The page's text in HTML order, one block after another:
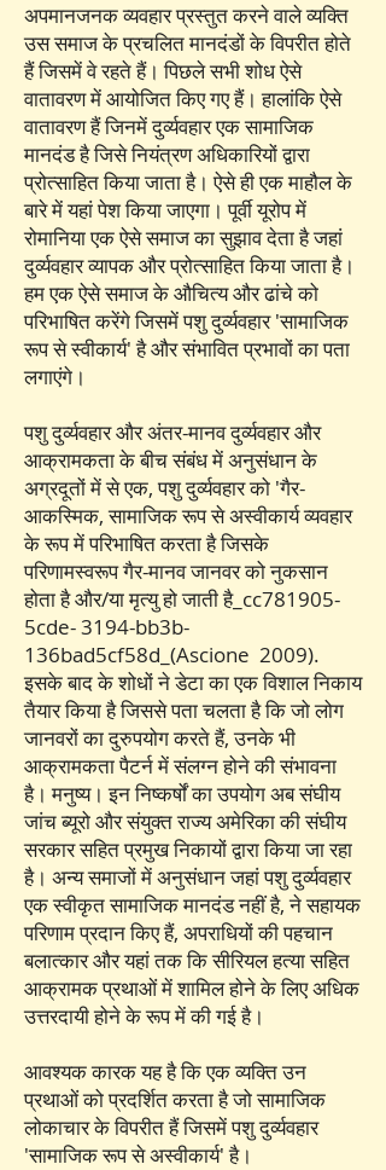
अपमानजनक व्यवहार प्रस्तुत करने वाले व्यक्ति
उस समाज के प्रचलित मानदंडों के विपरीत होते
हैं जिसमें वे रहते हैं। पिछले सभी शोध ऐसे
वातावरण में आयोजित किए गए हैं। हालांकि ऐसे
वातावरण हैं जिनमें दुर्व्यवहार एक सामाजिक
मानदंड है जिसे नियंत्रण अधिकारियों द्वारा
प्रोत्साहित किया जाता है। ऐसे ही एक माहौल के
बारे में यहां पेश किया जाएगा। पूर्वी यूरोप में
रोमानिया एक ऐसे समाज का सुझाव देता है जहां
दुर्व्यवहार व्यापक और प्रोत्साहित किया जाता है।
हम एक ऐसे समाज के औचित्य और ढांचे को
परिभाषित करेंगे जिसमें पशु दुर्व्यवहार 'सामाजिक
रूप से स्वीकार्य' है और संभावित प्रभावों का पता
लगाएंगे।
पशु दुर्व्यवहार और अंतर-मानव दुर्व्यवहार और
आक्रामकता के बीच संबंध में अनुसंधान के
अग्रदूतों में से एक, पशु दुर्व्यवहार को 'गैर-
आकस्मिक, सामाजिक रूप से अस्वीकार्य व्यवहार
के रूप में परिभाषित करता है जिसके
परिणामस्वरूप गैर-मानव जानवर को नुकसान
होता है और/या मृत्यु हो जाती है_cc781905-
5cde- 3194-bb3b-
136bad5cf58d_(Ascione 2009).
इसके बाद के शोधों ने डेटा का एक विशाल निकाय
तैयार किया है जिससे पता चलता है कि जो लोग
जानवरों का दुरुपयोग करते हैं, उनके भी
आक्रामकता पैटर्न में संलग्न होने की संभावना
है। मनुष्य। इन निष्कर्षों का उपयोग अब संघीय
जांच ब्यूरो और संयुक्त राज्य अमेरिका की संघीय
सरकार सहित प्रमुख निकायों द्वारा किया जा रहा
है। अन्य समाजों में अनुसंधान जहां पशु दुर्व्यवहार
एक स्वीकृत सामाजिक मानदंड नहीं है, ने सहायक
परिणाम प्रदान किए हैं, अपराधियों की पहचान
बलात्कार और यहां तक कि सीरियल हत्या सहित
आक्रामक प्रथाओं में शामिल होने के लिए अधिक
उत्तरदायी होने के रूप में की गई है।
आवश्यक कारक यह है कि एक व्यक्ति उन
प्रथाओं को प्रदर्शित करता है जो सामाजिक
लोकाचार के विपरीत हैं जिसमें पशु दुर्व्यवहार
'सामाजिक रूप से अस्वीकार्य' है।